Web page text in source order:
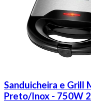
Sanduicheira e Grill
Preto/Inox - 750W